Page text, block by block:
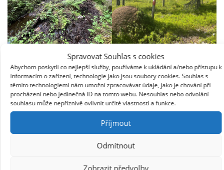
Spravovat Souhlas s cookies
Abychom poskytli co nejlepší služby, používáme k ukládání a/nebo přístupu k
informacím o zařízení, technologie jako jsou soubory cookies. Souhlas s
těmito technologiemi nám umožní zpracovávat údaje, jako je chování při
procházení nebo jedinečná ID na tomto webu. Nesouhlas nebo odvolání
souhlasu může nepříznivě ovlivnit určité vlastnosti a funkce.
Příjmout
Odmítnout
Zobrazit předvolby
Zbývají dva kilometry k jezeru, kde by měl být i volně
přístupný přístřešek, a na obloze je vidět přibližující se
obří černý mrak. Už asi hodinu neprší, věci mám suché
(kromě bot a ponožek), nechce se mi zmoknout.
Nabírám teda rychlost a běžím až k přístřešku, který je
naprosto luxusní. První kapky padaly už když jsem se